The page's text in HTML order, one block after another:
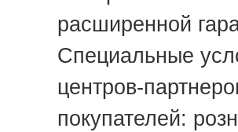
расширенной
Специальные
центров-
покупателей: